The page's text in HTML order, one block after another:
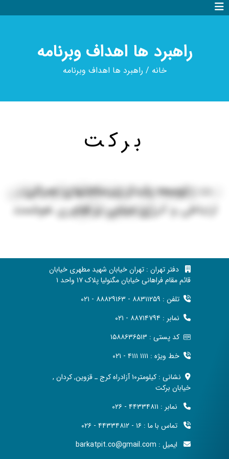
راهبرد ها اهداف وبرنامه
خانه / راهبرد ها اهداف وبرنامه
برکت
ت : توسعه پایدار زیرساختهای عمرانی ,
ارتباطی و انرژی مبتنی بر فناوری هوشمند
ب : بهترین برند نمونه شهرک های صنعتی
تخصصی کشور
دفتر تهران : تهران خیابان شهید مطهری خیابان
قائم مقام فراهانی خیابان مگنولیا پلاک ۱۷ واحد ۱
تلفن : ۸۸۳۱۱۲۵۹ - ۸۸۸۲۹۱۶۳ - ۰۲۱
نمابر : ۸۸۷۱۴۷۹۴ - ۰۲۱
کد پستی : ۱۵۸۸۶۳۶۵۱۳
خط ویژه : ۱۱۱۱ ۴۱۱۱ - ۰۲۱
نشانی : کیلومتر۱۰ آزادراه کرج ـ قزوین, کردان ,
خیابان برکت
نمابر : ۴۴۳۳۴۸۱۱ - ۰۲۶
تماس با ما : ۱۶ - ۴۴۳۳۴۸۱۲ - ۰۲۶
ایمیل : barkatpit.co@gmail.com